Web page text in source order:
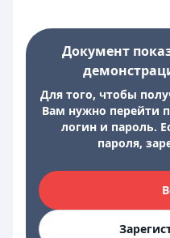
Документ
Для того, чтобы
Вам нужно перейти
логин и пароль.
пароля,